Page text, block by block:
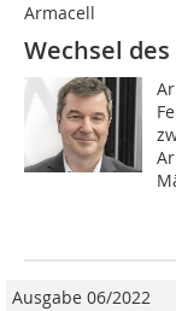
Armacell
Wechsel
Ausgabe 06/2022